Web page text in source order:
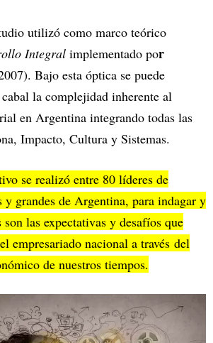
utilizó como marco teórico
Integral implementado por
Bajo esta óptica se puede
la complejidad inherente al
en Argentina integrando todas las
Impacto, Cultura y Sistemas.
se realizó entre 80 líderes de
y grandes de Argentina, para indagar y
las expectativas y desafíos que
empresariado nacional a través del
de nuestros tiempos.